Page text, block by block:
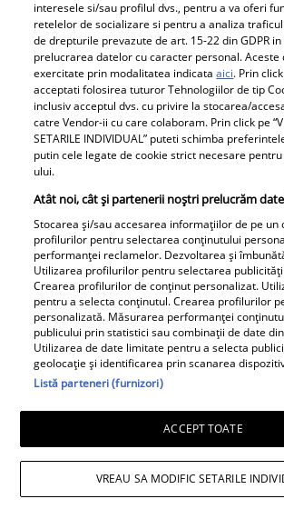
A1.ro
Poftiți pe la noi:
întrecere. Mirela
Adriana
atenției după
Mărin
interesele si/sau profilul dvs., pentru a va oferi
retelelor de socializare si pentru a analiza
de drepturile prevazute de art. 15-22 din GDPR
prelucrarea datelor cu caracter personal. Aceste
exercitate prin modalitatea indicataaici. Prin click
acceptati folosirea tuturor Tehnologiilor de tip
inclusiv acceptul dvs. cu privire la stocarea/
catre Vendor-ii cu care colaboram. Prin click pe
SETARILE INDIVIDUAL” puteti schimba
putin cele legate de cookie strict necesare
ului.
Atât noi, cât și partenerii noștri prelucrăm
Stocarea și/sau accesarea informațiilor de pe un
profilurilor pentru selectarea conținutului
performanței reclamelor. Dezvoltarea și
Utilizarea profilurilor pentru selectarea
Crearea profilurilor de conținut personalizat.
pentru a selecta conținutul. Crearea profilurilor
personalizată. Măsurarea performanței
publicului prin statistici sau combinații de date
Utilizarea de date limitate pentru a selecta
geolocație și identificarea prin scanarea
Listă parteneri (furnizori)
ACCEPT TOATE
VREAU SA MODIFIC SETARILE